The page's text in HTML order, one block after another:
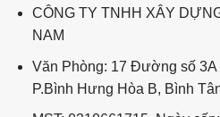
CÔNG TY TNHH XÂY
NAM
Văn Phòng: 17 Đường số 3A
P.Bình Hưng Hòa B, Bình